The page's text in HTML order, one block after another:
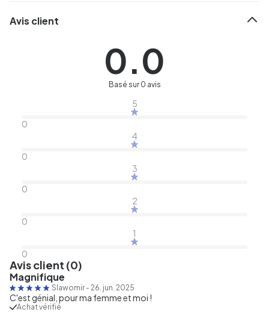
Avis client
0.0
Basé sur 0 avis
5
0
4
0
3
0
2
0
1
0
Avis client (0)
Magnifique
Slawomir - 26. jun. 2025
C'est génial, pour ma femme et moi !
Achat vérifié